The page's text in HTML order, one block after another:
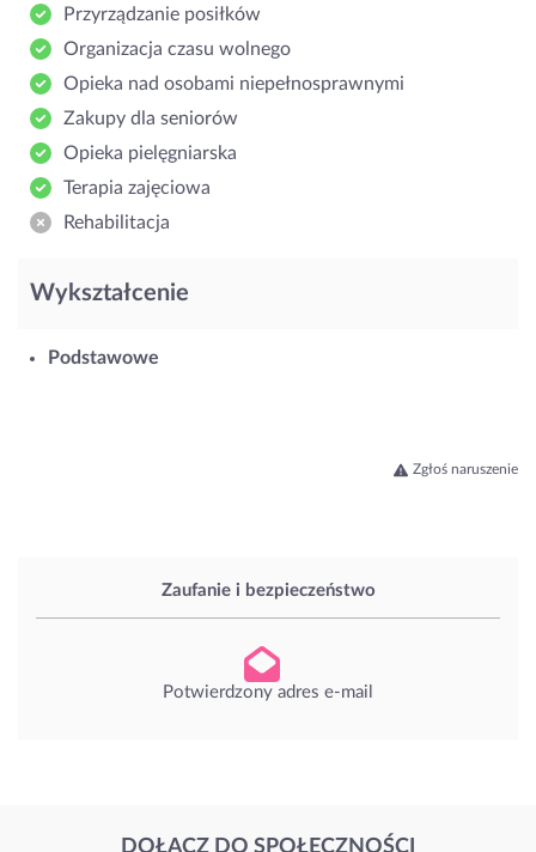
Zaufanie i bezpieczeństwo
Potwierdzony adres e-mail
Przyrządzanie posiłków
Organizacja czasu wolnego
Opieka nad osobami niepełnosprawnymi
Zakupy dla seniorów
Opieka pielęgniarska
Terapia zajęciowa
Rehabilitacja
Wykształcenie
Podstawowe
Zgłoś naruszenie
DOŁĄCZ DO SPOŁECZNOŚCI